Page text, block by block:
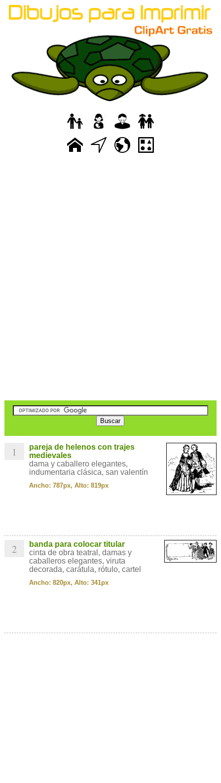
1
pareja de helenos con trajes
medievales
dama y caballero elegantes,
indumentaria clásica, san valentín
Ancho: 787px, Alto: 819px
2
banda para colocar titular
cinta de obra teatral, damas y
caballeros elegantes, viruta
decorada, carátula, rótulo, cartel
Ancho: 820px, Alto: 341px